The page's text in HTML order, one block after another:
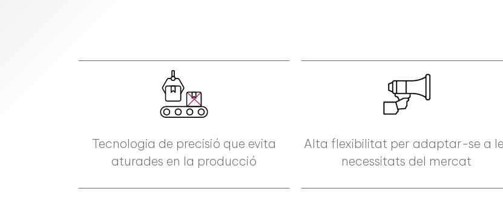
Tecnologia de precisió que evita
aturades en la producció
Alta flexibilitat per adaptar-se a
necessitats del mercat